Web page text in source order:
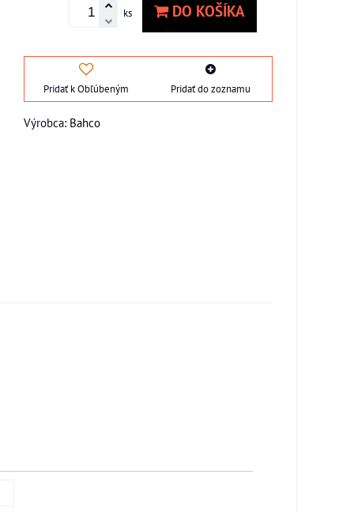
ks DO KOŠÍKA
Pridať k Obľúbeným Pridať do zoznamu
Výrobca: Bahco